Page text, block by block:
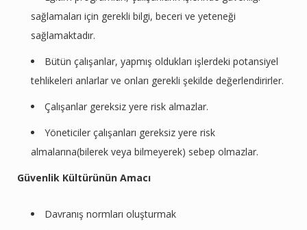
sağlamaları için gerekli bilgi, beceri ve yeteneği
sağlamaktadır.
Bütün çalışanlar, yapmış oldukları işlerdeki potansiyel
tehlikeleri anlarlar ve onları gerekli şekilde değerlendirirler.
Çalışanlar gereksiz yere risk almazlar.
Yöneticiler çalışanları gereksiz yere risk
almalarına(bilerek veya bilmeyerek) sebep olmazlar.
Güvenlik Kültürünün Amacı
Davranış normları oluşturmak